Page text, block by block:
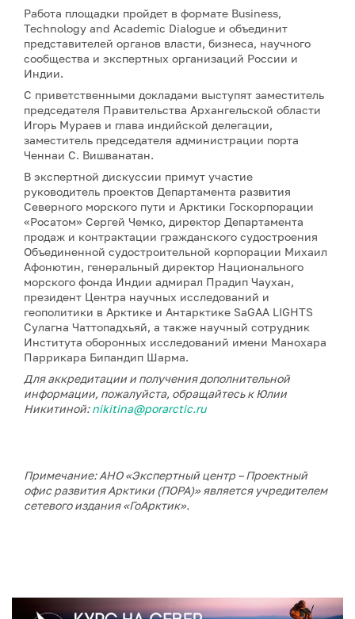
Работа площадки пройдет в формате Business,
Technology and Academic Dialogue и объединит
представителей органов власти, бизнеса, научного
сообщества и экспертных организаций России и
Индии.
С приветственными докладами выступят заместитель
председателя Правительства Архангельской области
Игорь Мураев и глава индийской делегации,
заместитель председателя администрации порта
Ченнаи С. Вишванатан.
В экспертной дискуссии примут участие
руководитель проектов Департамента развития
Северного морского пути и Арктики Госкорпорации
«Росатом» Сергей Чемко, директор Департамента
продаж и контрактации гражданского судостроения
Объединенной судостроительной корпорации Михаил
Афонютин, генеральный директор Национального
морского фонда Индии адмирал Прадип Чаухан,
президент Центра научных исследований и
геополитики в Арктике и Антарктике SaGAA LIGHTS
Сулагна Чаттопадхьяй, а также научный сотрудник
Института оборонных исследований имени Манохара
Паррикара Бипандип Шарма.
Для аккредитации и получения дополнительной
информации, пожалуйста, обращайтесь к Юлии
Никитиной:nikitina@porarctic.ru
Примечание: АНО «Экспертный центр – Проектный
офис развития Арктики (ПОРА)» является учредителем
сетевого издания «ГоАрктик».